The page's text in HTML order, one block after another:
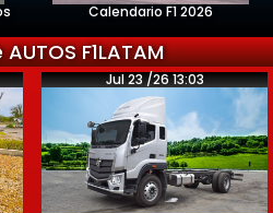
Calendario F1 2026
F1LATAM
Jul 23 /26 13:03